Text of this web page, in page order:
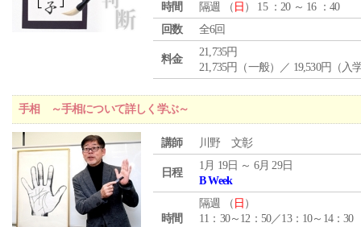
時間
隔週 （ 日 ） 15 ：20 ～ 16 ：40
回数
全6回
料金
21,735円
21,735円（一般）／ 19,530円（入
手相 ～手相について詳しく学ぶ～
講師 川野 文彰
日程
1月 19日 ～ 6月 29日
B Week
時間
隔週 （ 日 ）
11：30～12：50／13：10～14：30